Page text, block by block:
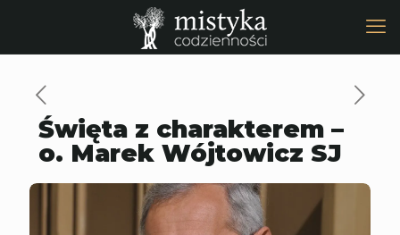
Święta z charakterem –
o. Marek Wójtowicz SJ